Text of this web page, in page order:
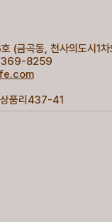
(금곡동, 천사의도시1차
369-8259
상품리437-41